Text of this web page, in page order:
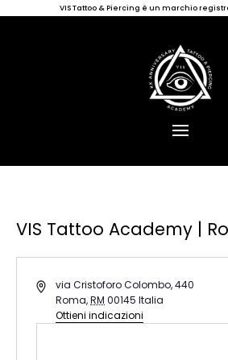
VIS Tattoo & Piercing è un marchio
VIS Tattoo Academy |
Indirizzovia Cristoforo Colombo, 440
Roma, RM 00145 Italia
Ottieni indicazioni